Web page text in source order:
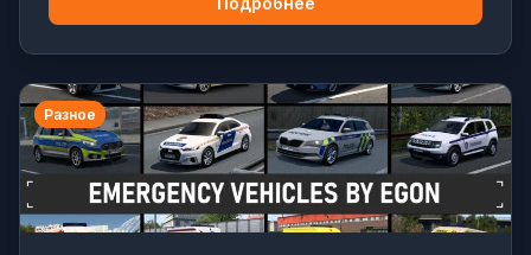
Разное